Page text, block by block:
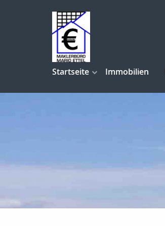
Startseite Immobilien